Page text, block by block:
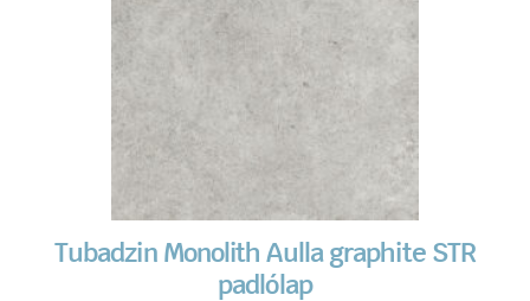
Tubadzin Monolith Aulla graphite STR
padlólap